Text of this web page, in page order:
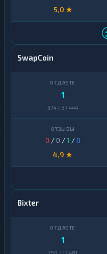
5,0 ★
SwapCoin
1
374 / 37 444
0 / 0 /1 /0
4,9 ★
Bixter
1